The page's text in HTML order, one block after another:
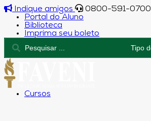
Indique amigos
0800-591-0700
Portal do Aluno
Biblioteca
Imprima seu boleto
Cursos